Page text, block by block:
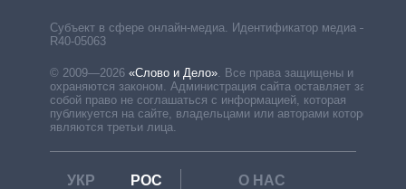
Субъект в сфере онлайн-медиа. Идентификатор медиа –
R40-05063
© 2009—2026 «Слово и Дело» Все права защищены и
охраняются законом. Администрация сайта оставляет за
собой право не соглашаться с информацией, которая
публикуется на сайте, владельцами или авторами которой
являются третьи лица.
УКР РОС
О НАС